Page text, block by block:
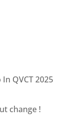
QVCT 2025
change !